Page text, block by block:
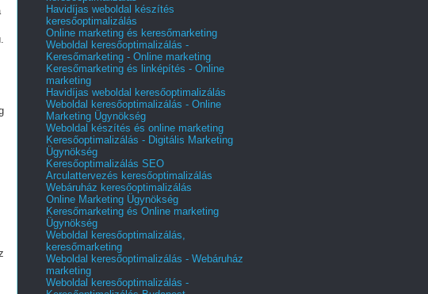
Havidíjas weboldal készítés
keresőoptimalizálás
Online marketing és keresőmarketing
Weboldal keresőoptimalizálás -
Keresőmarketing - Online marketing
Keresőmarketing és linképítés - Online
marketing
Havidíjas weboldal keresőoptimalizálás
Weboldal keresőoptimalizálás - Online
Marketing Ügynökség
Weboldal készítés és online marketing
Keresőoptimalizálás - Digitális Marketing
Ügynökség
Keresőoptimalizálás SEO
Arculattervezés keresőoptimalizálás
Webáruház keresőoptimalizálás
Online Marketing Ügynökség
Keresőmarketing és Online marketing
Ügynökség
Weboldal keresőoptimalizálás,
keresőmarketing
Weboldal keresőoptimalizálás - Webáruház
marketing
Weboldal keresőoptimalizálás -